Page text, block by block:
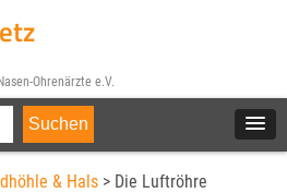
Ohrenärzte e.V.
& Hals> Die Luftröhre